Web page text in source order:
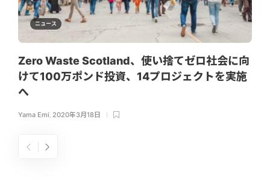
ニュース
Zero Waste Scotland、使い捨てゼロ社会に向
けて100万ポンド投資、14プロジェクトを実施
へ
Yama Emi, 2020年3月18日